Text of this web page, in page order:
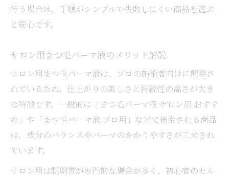
行う場合は、手順がシンプルで失敗しにくい商品を選ぶ
と安心です。
サロン用まつ毛パーマ液のメリット解説
サロン用まつ毛パーマ液は、プロの施術者向けに開発さ
れているため、仕上がりの美しさと持続性の高さが大き
な特徴です。一般的に「まつ毛パーマ液 サロン用 おすす
め」や「まつ毛パーマ液 プロ用」などで検索される商品
は、成分のバランスやパーマのかかりやすさが工夫され
ています。
サロン用は説明書が専門的な場合が多く、初心者のセル